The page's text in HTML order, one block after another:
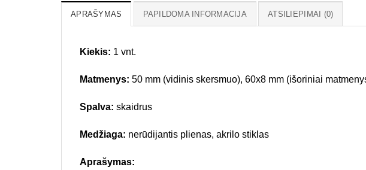
APRAŠYMAS PAPILDOMA INFORMACIJA ATSILIEPIMAI (0)
Kiekis: 1 vnt.
Matmenys: 50 mm (vidinis skersmuo), 60x8 mm (išoriniai
Spalva: skaidrus
Medžiaga: nerūdijantis plienas, akrilo stiklas
Aprašymas: